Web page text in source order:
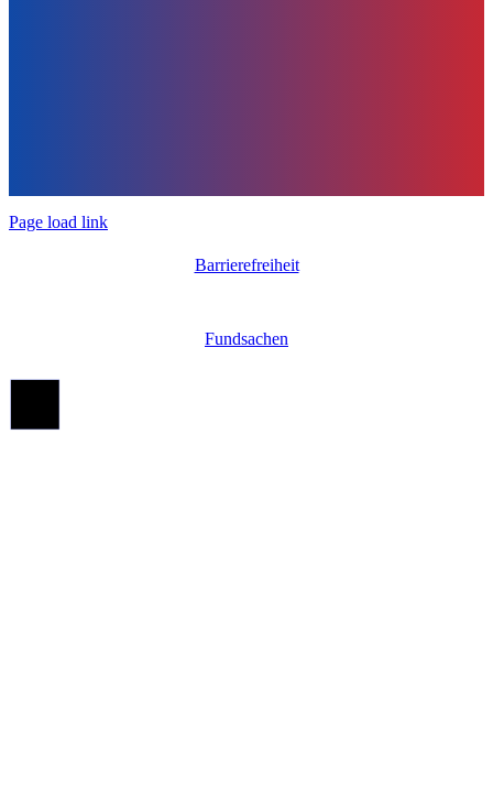
Page load link
Barrierefreiheit
Fundsachen
Nach